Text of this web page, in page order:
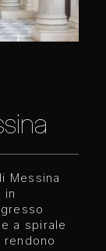
Messina
in
a spirale